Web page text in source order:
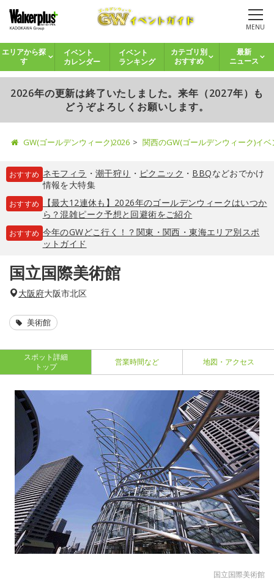
MENU
エリアから探
す
イベント
カレンダー
イベント
ランキング
カテゴリ別
おすすめ
最新
ニュース
2026年の更新は終了いたしました。来年（2027年）も
どうぞよろしくお願いします。
GW(ゴールデンウィーク)2026 関西のGW(ゴールデンウィーク)イ
おすすめ ネモフィラ ・ 潮干狩り ・ ピクニック ・ BBQなどおでかけ
情報を大特集
おすすめ
【最大12連休も】2026年のゴールデンウィークはいつか
ら？混雑ピーク予想と回避術をご紹介
おすすめ 今年のGWどこ行く！？関東・関西・東海エリア別スポ
ットガイド
国立国際美術館
大阪府大阪市北区
美術館
スポット詳細
トップ
営業時間など 地図・アクセス
国立国際美術館